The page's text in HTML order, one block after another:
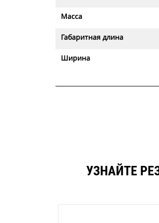
Масса
Габаритная длина
Ширина
УЗНАЙТЕ